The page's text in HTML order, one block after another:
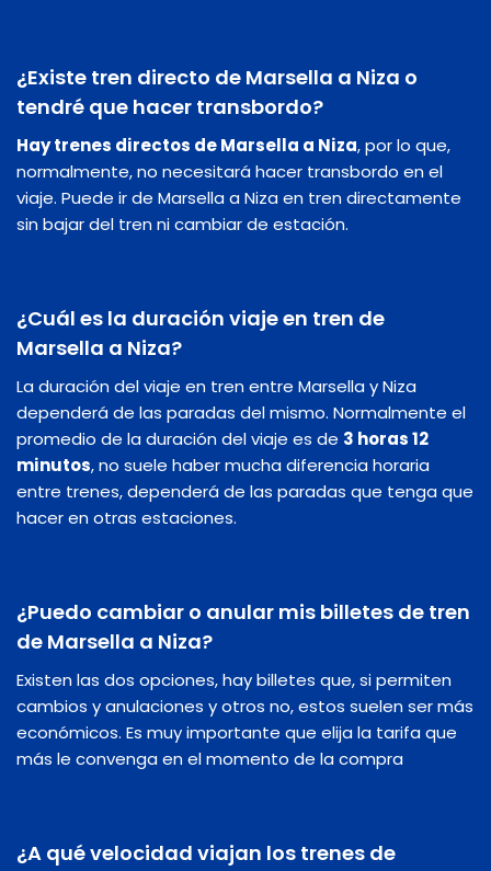
¿Existe tren directo de Marsella a Niza o
tendré que hacer transbordo?
Hay trenes directos de Marsella a Niza, por lo que,
normalmente, no necesitará hacer transbordo en el
viaje. Puede ir de Marsella a Niza en tren directamente
sin bajar del tren ni cambiar de estación.
¿Cuál es la duración viaje en tren de
Marsella a Niza?
La duración del viaje en tren entre Marsella y Niza
dependerá de las paradas del mismo. Normalmente el
promedio de la duración del viaje es de 3 horas 12
minutos, no suele haber mucha diferencia horaria
entre trenes, dependerá de las paradas que tenga que
hacer en otras estaciones.
¿Puedo cambiar o anular mis billetes de tren
de Marsella a Niza?
Existen las dos opciones, hay billetes que, si permiten
cambios y anulaciones y otros no, estos suelen ser más
económicos. Es muy importante que elija la tarifa que
más le convenga en el momento de la compra
¿A qué velocidad viajan los trenes de